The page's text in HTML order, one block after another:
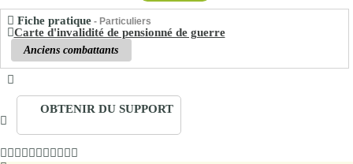
Fiche pratique- Particuliers
Carte d'invalidité de pensionné de guerre
Anciens combattants
OBTENIR DU SUPPORT